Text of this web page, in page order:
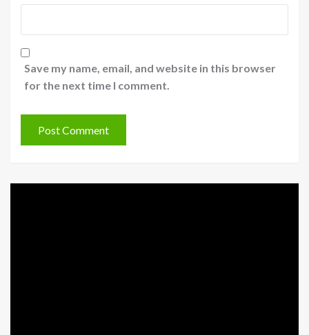
Save my name, email, and website in this browser
for the next time I comment.